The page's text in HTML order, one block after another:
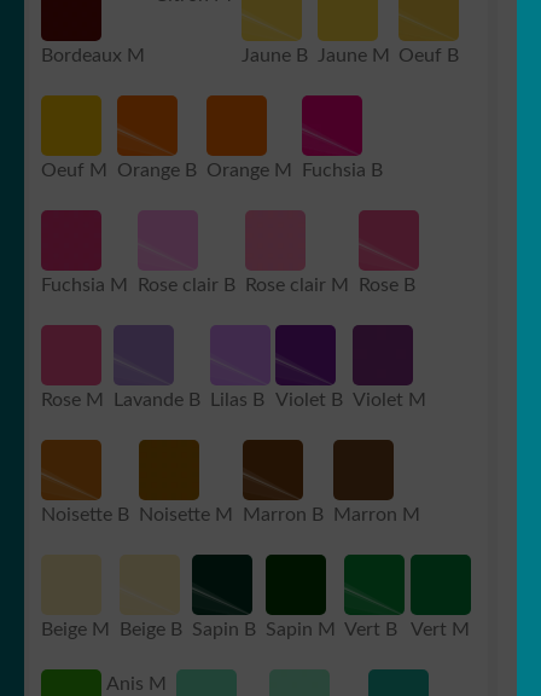
Bordeaux M Jaune B Jaune M Oeuf B
Oeuf M Orange B Orange M Fuchsia B
Fuchsia M Rose clair B Rose clair M Rose B
Rose M Lavande B Lilas B Violet B Violet M
Noisette B Noisette M Marron B Marron M
Beige M Beige B Sapin B Sapin M Vert B Vert M
Anis M